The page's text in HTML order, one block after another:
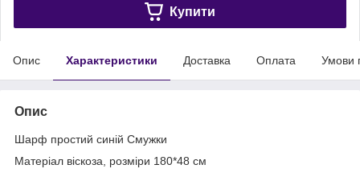
Купити
Опис Характеристики Доставка Оплата Умови
Опис
Шарф простий синій Смужки
Матеріал віскоза, розміри 180*48 см